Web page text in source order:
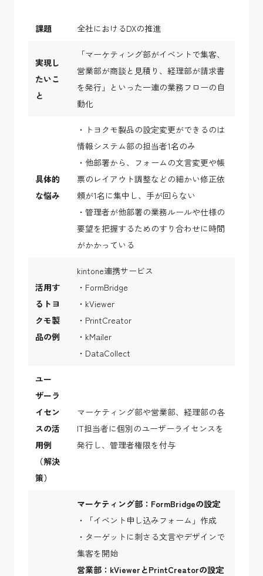
課題 全社におけるDXの推進
実現し
たいこ
と
「マーケティング部がイベントで集客、
営業部が商談と見積り、経理部が請求書
を発行」といった一連の業務フローの自
動化
具体的
な悩み
・トヨクモ製品の設定変更ができるのは
情報システム部の担当者1名のみ
・他部署から、フォームの文言変更や帳
票のレイアウト調整などの細かい修正依
頼が1名に集中し、手が回らない
・管理者が他部署の業務ルールや仕様の
要望を把握するためのすり合わせに時間
がかかっている
活用す
るトヨ
クモ製
品の例
kintone連携サービス
・FormBridge
・kViewer
・PrintCreator
・kMailer
・DataCollect
ユー
ザーラ
イセン
スの活
用例
（解決
策）
マーケティング部や営業部、経理部の各
IT担当者に個別のユーザーライセンスを
発行し、管理者権限を付与
マーケティング部：FormBridgeの設定
・「イベント申し込みフォーム」作成
・ターゲットに刺さる文言やデザインで
集客を開始
営業部：kViewerとPrintCreatorの設定